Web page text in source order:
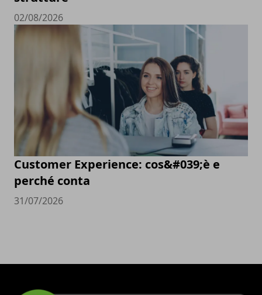
02/08/2026
Customer Experience: cos&#039;è e
perché conta
31/07/2026